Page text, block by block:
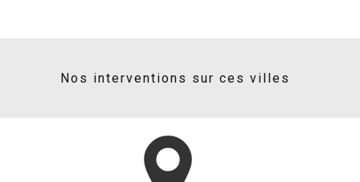
Nos interventions sur ces villes